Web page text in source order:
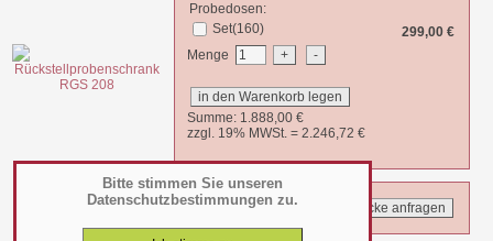
Bitte stimmen Sie unseren
Datenschutzbestimmungen zu.
Probedosen:
Set(160)
299,00 €
Menge
Summe: 1.888,00 €
zzgl. 19% MWSt. = 2.246,72 €